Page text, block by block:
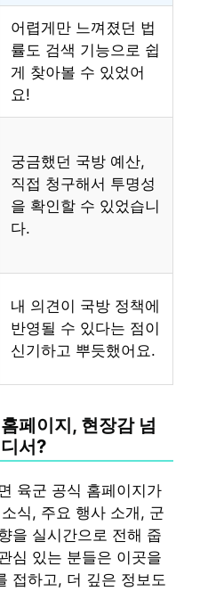
어렵게만 느껴졌던 법
률도 검색 기능으로 쉽
게 찾아볼 수 있었어
요!
궁금했던 국방 예산,
직접 청구해서 투명성
을 확인할 수 있었습니
다.
내 의견이 국방 정책에
반영될 수 있다는 점이
신기하고 뿌듯했어요.
페이지, 현장감 넘
서?
육군 공식 홈페이지가
식, 주요 행사 소개, 군
을 실시간으로 전해 줍
심 있는 분들은 이곳을
접하고, 더 깊은 정보도